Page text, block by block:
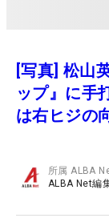
[写真] 松山
ップ』に手
は右ヒジの
所属ALBA
ALBA Net編